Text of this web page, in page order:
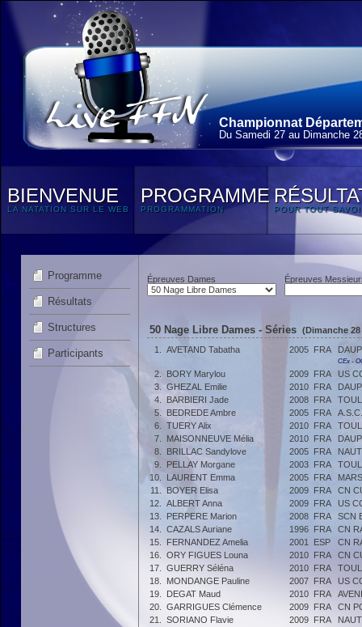
Championnat
Du Samedi 27 au Dimanche
BIENVENUE
LA NATATION SUR LE WEB
PROGRAMME
PROGRAMMATION POUR TOUT
Programme
Résultats
Structures
Participants
Épreuves Dames Épreuves
50 Nage Libre Dames - Séries (Dimanche
1.
AVETAND Tabatha 2005 FRA
CEx -
2. BORY Marylou 2009 FRA
US
3.
GHEZAL Emilie 2010 FRA
4.
BARBIERI Jade 2008 FRA
5.
BEDREDE Ambre 2005 FRA
6.
TUERY Alix 2010 FRA
7.
MAISONNEUVE Mélia 2010 FRA
8.
BRILLAC Sandylove 2005 FRA
9.
PELLAY Morgane 2003 FRA
10.
LAURENT Emma 2005 FRA
11.
BOYER Elisa 2009 FRA
CN
12.
ALBERT Anna 2009 FRA
US
13.
PERPERE Marion 2008 FRA
SCN
14.
CAZALS Auriane 1996 FRA
CN
15.
FERNANDEZ Amelia 2001 ESP
CN
16.
ORY FIGUES Louna 2010 FRA
CN
17.
GUERRY Séléna 2010 FRA
18.
MONDANGE Pauline 2007 FRA
US
19.
DEGAT Maud 2010 FRA
20.
GARRIGUES Clémence 2009 FRA
CN
21.
SORIANO Flavie 2009 FRA